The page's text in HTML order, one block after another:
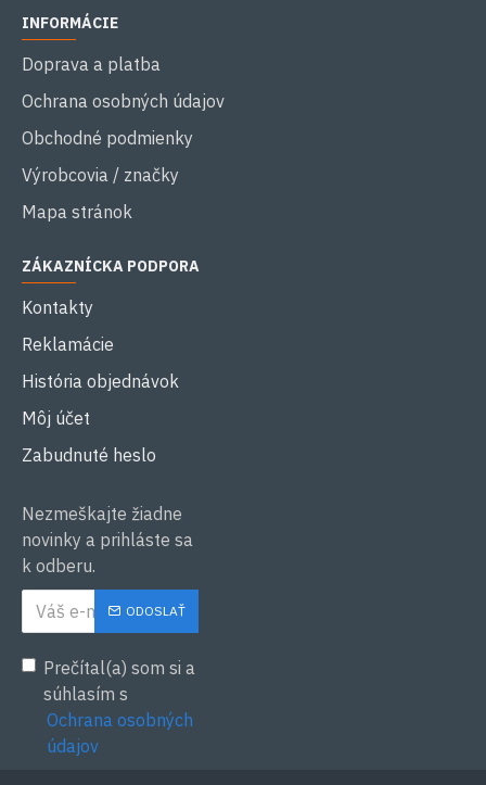
INFORMÁCIE
Doprava a platba
Ochrana osobných údajov
Obchodné podmienky
Výrobcovia / značky
Mapa stránok
ZÁKAZNÍCKA PODPORA
Kontakty
Reklamácie
História objednávok
Môj účet
Zabudnuté heslo
Nezmeškajte žiadne
novinky a prihláste sa
k odberu.
ODOSLAŤ
Prečítal(a) som si a
súhlasím s
Ochrana osobných
údajov